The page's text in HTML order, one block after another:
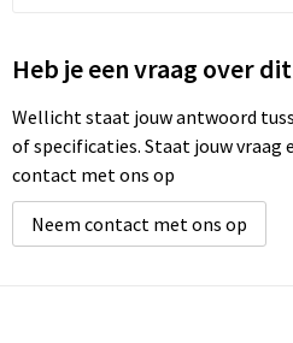
Heb je een vraag over
Wellicht staat jouw antwoord
of specificaties. Staat jouw vraag
contact met ons op
Neem contact met ons op